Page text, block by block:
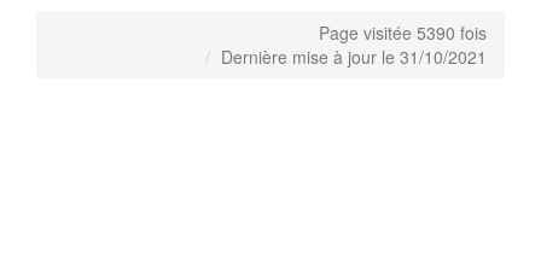
Page visitée 5390 fois
Dernière mise à jour le 31/10/2021